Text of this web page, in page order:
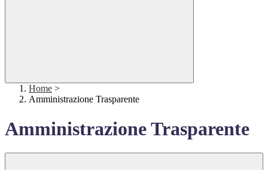
Home >
Amministrazione Trasparente
Amministrazione Trasparente